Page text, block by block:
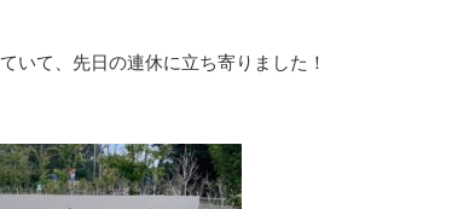
いて、先日の連休に立ち寄りました！